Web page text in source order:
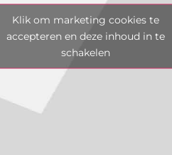
Klik om marketing cookies te
accepteren en deze inhoud in te
schakelen